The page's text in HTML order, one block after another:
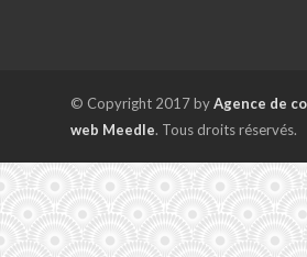
© Copyright 2017 byAgence de
web Meedle. Tous droits réservés.